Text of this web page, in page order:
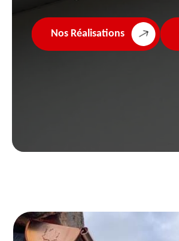
Nos Réalisations